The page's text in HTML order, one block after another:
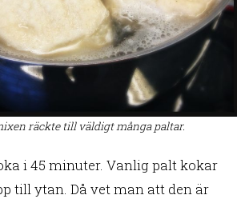
räckte till väldigt många paltar.
i 45 minuter. Vanlig palt kokar
till ytan. Då vet man att den är